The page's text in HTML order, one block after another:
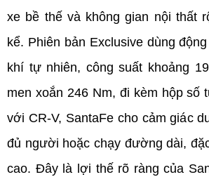
xe bề thế và không gian nội thất
kể. Phiên bản Exclusive dùng
khí tự nhiên, công suất khoảng
men xoắn 246 Nm, đi kèm hộp số
với CR-V, SantaFe cho cảm giác
đủ người hoặc chạy đường dài,
cao. Đây là lợi thế rõ ràng của